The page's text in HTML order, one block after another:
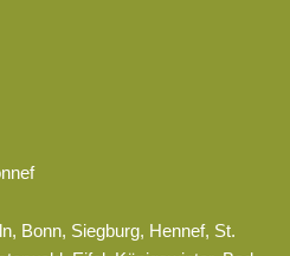
Bonn, Siegburg, Hennef, St.